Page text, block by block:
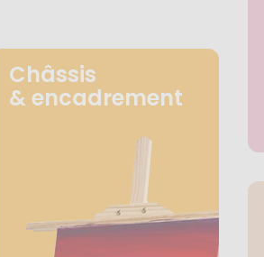
Châssis
& encadrement